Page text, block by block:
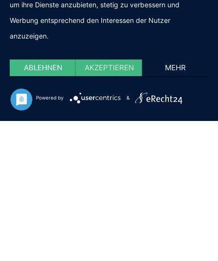
um ihre Dienste anzubieten, stetig zu verbessern und
Werbung entsprechend den Interessen der Nutzer
anzuzeigen.
ABLEHNEN AKZEPTIEREN MEHR
Powered by &